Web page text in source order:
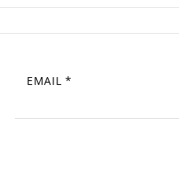
EMAIL*